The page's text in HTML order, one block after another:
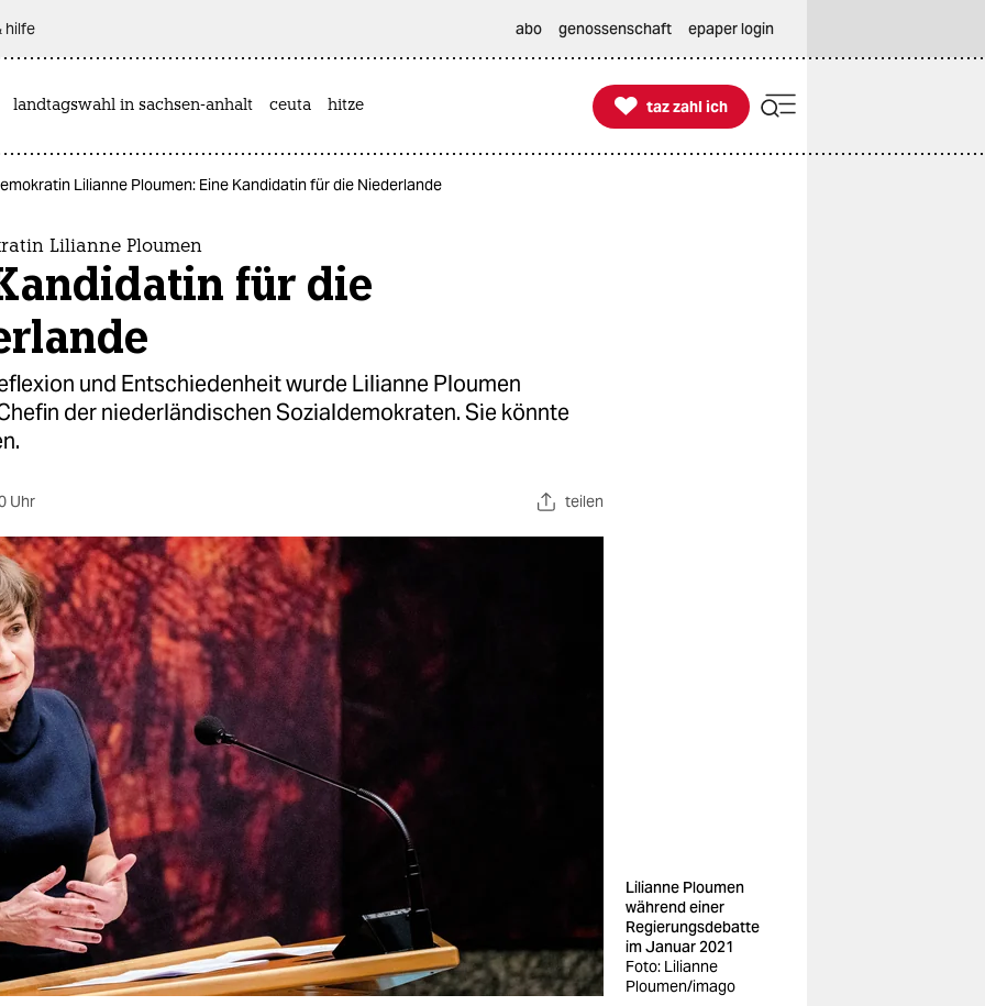
hilfe abo genossenschaft epaper login
landtagswahl in sachsen-anhalt ceuta hitze 
taz zahl ich
taz zahl ich
Lilianne Ploumen: Eine Kandidatin für die Niederlande
Lilianne Ploumen
für die
und Entschiedenheit wurde Lilianne Ploumen
der niederländischen Sozialdemokraten. Sie könnte
Uhr teilen
Lilianne Ploumen
während einer
Regierungsdebatte
im Januar 2021
Foto: Lilianne
Ploumen/imago